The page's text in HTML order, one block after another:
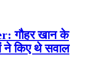
गौहर खान के
ने किए थे सवाल